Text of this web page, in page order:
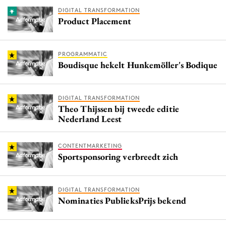
DIGITAL TRANSFORMATION
Product Placement
PROGRAMMATIC
Boudisque hekelt Hunkemöller's Bodique
DIGITAL TRANSFORMATION
Theo Thijssen bij tweede editie
Nederland Leest
CONTENTMARKETING
Sportsponsoring verbreedt zich
DIGITAL TRANSFORMATION
Nominaties PublieksPrijs bekend